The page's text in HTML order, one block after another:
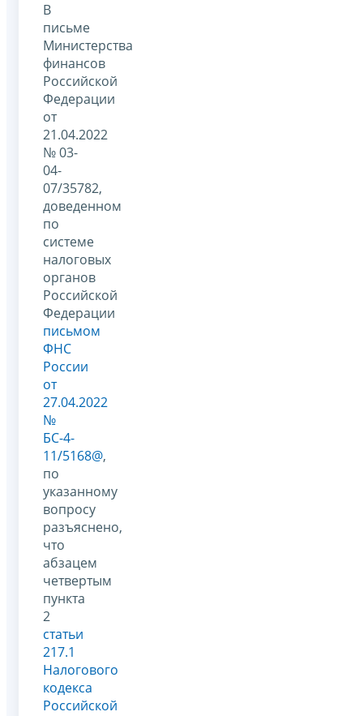
В
письме
Министерства
финансов
Российской
Федерации
от
21.04.2022
№ 03-
04-
07/35782,
доведенном
по
системе
налоговых
органов
Российской
Федерации
письмом
ФНС
России
от
27.04.2022
№
БС-4-
11/5168@,
по
указанному
вопросу
разъяснено,
что
абзацем
четвертым
пункта
2
статьи
217.1
Налогового
кодекса
Российской